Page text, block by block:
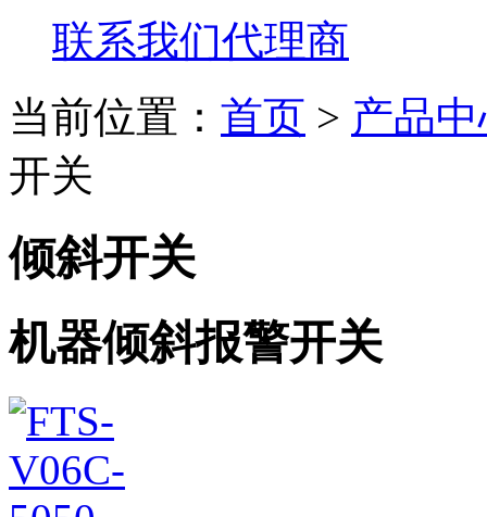
联系我们代理商
当前位置： 首页 > 产品
开关
倾斜开关
机器倾斜报警开关